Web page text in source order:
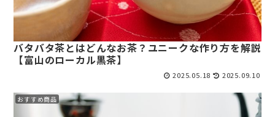
バタバタ茶とはどんなお茶？ユニークな作り方を解説
【富山のローカル黒茶】
2025.05.18 2025.09.10
おすすめ商品